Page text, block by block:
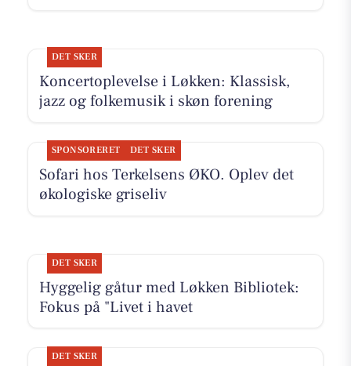
DET SKER
Koncertoplevelse i Løkken: Klassisk,
jazz og folkemusik i skøn forening
SPONSORERET DET SKER
Sofari hos Terkelsens ØKO. Oplev det
økologiske griseliv
DET SKER
Hyggelig gåtur med Løkken Bibliotek:
Fokus på "Livet i havet
DET SKER